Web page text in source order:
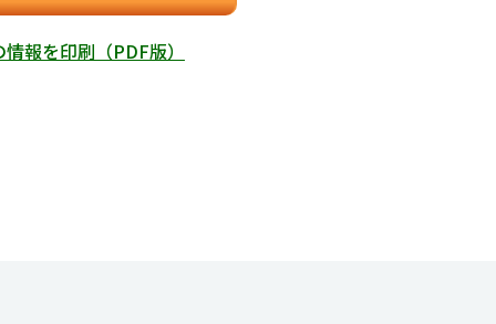
報を印刷（PDF版）